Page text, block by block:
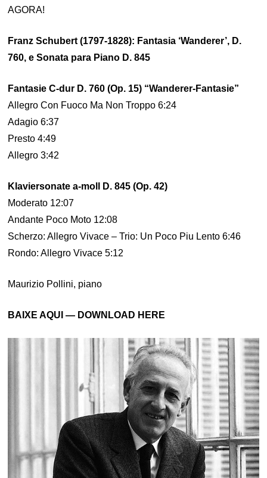
AGORA!
Franz Schubert (1797-1828): Fantasia ‘Wanderer’, D.
760, e Sonata para Piano D. 845
Fantasie C-dur D. 760 (Op. 15) “Wanderer-Fantasie”
Allegro Con Fuoco Ma Non Troppo 6:24
Adagio 6:37
Presto 4:49
Allegro 3:42
Klaviersonate a-moll D. 845 (Op. 42)
Moderato 12:07
Andante Poco Moto 12:08
Scherzo: Allegro Vivace – Trio: Un Poco Piu Lento 6:46
Rondo: Allegro Vivace 5:12
Maurizio Pollini, piano
BAIXE AQUI — DOWNLOAD HERE